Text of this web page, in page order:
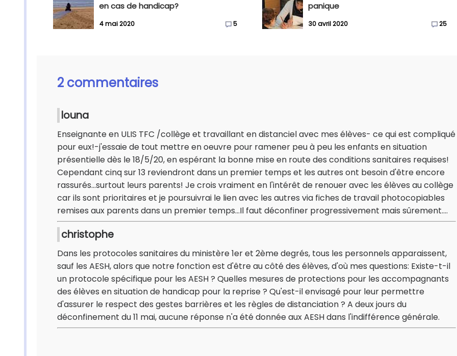
en cas de handicap?
4 mai 2020 5
panique
30 avril 2020 25
2 commentaires
louna
Enseignante en ULIS TFC /collège et travaillant en distanciel avec mes élèves- ce qui est compliqué
pour eux!-j'essaie de tout mettre en oeuvre pour ramener peu à peu les enfants en situation
présentielle dès le 18/5/20, en espérant la bonne mise en route des conditions sanitaires requises!
Cependant cinq sur 13 reviendront dans un premier temps et les autres ont besoin d'être encore
rassurés...surtout leurs parents! Je crois vraiment en l'intérêt de renouer avec les élèves au collège
car ils sont prioritaires et je poursuivrai le lien avec les autres via fiches de travail photocopiables
remises aux parents dans un premier temps...Il faut déconfiner progressivement mais sûrement....
christophe
Dans les protocoles sanitaires du ministère 1er et 2ème degrés, tous les personnels apparaissent,
sauf les AESH, alors que notre fonction est d'être au côté des élèves, d'où mes questions: Existe-t-il
un protocole spécifique pour les AESH ? Quelles mesures de protections pour les accompagnants
des élèves en situation de handicap pour la reprise ? Qu'est-il envisagé pour leur permettre
d'assurer le respect des gestes barrières et les règles de distanciation ? A deux jours du
déconfinement du 11 mai, aucune réponse n'a été donnée aux AESH dans l'indifférence générale.